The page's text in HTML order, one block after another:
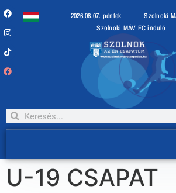
2026.08.07. péntek Szolnoki
Szolnoki MÁV FC induló
U-19 CSAPAT